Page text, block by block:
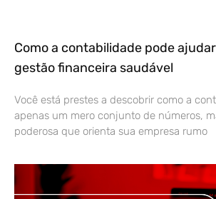
Como a contabilidade pode
gestão financeira saudável
Você está prestes a descobrir como a
apenas um mero conjunto de números,
poderosa que orienta sua empresa rumo